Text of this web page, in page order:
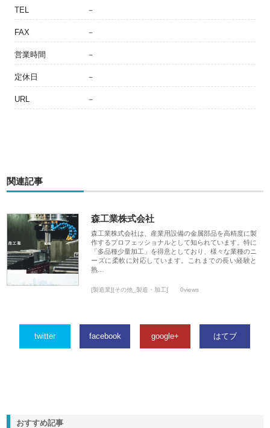
TEL －
FAX －
営業時間 －
定休日 －
URL －
関連記事
森工業株式会社
森工業株式会社は、産業用設備の金属部品を高精度に製
作するプロフェッショナルとして知られています。特に
「多品種少量加工」を得意としており、様々な業種のニ
ーズに柔軟に対応しています。これまでの長い経験と
熟…
[製造業][その他_製造・加工] 0views
twitter facebook google+ はてブ
おすすめ記事